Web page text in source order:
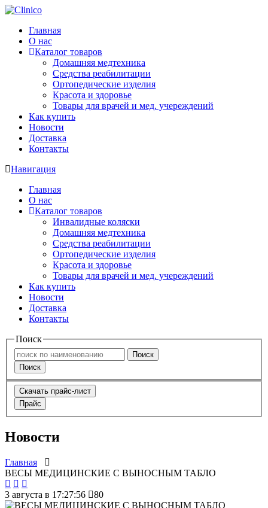
Главная
О нас
Каталог товаров
Домашняя медтехника
Средства реабилитации
Ортопедические изделия
Красота и здоровье
Товары для врачей и мед. учереждений
Как купить
Новости
Доставка
Контакты
Навигация
Главная
О нас
Каталог товаров
Инвалидные коляски
Домашняя медтехника
Средства реабилитации
Ортопедические изделия
Красота и здоровье
Товары для врачей и мед. учереждений
Как купить
Новости
Доставка
Контакты
Поиск
Поиск
Поиск
Скачать прайс-лист
Прайс
Новости
Главная
ВЕСЫ МЕДИЦИНСКИЕ С ВЫНОСНЫМ ТАБЛО
3 августа в 17:27:56 80